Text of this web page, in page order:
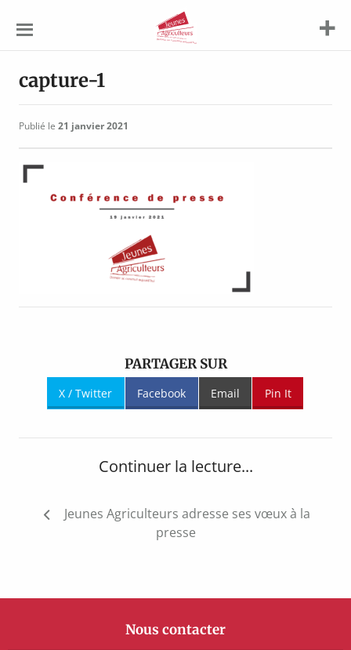
Agriculteurs
capture-1
Publié le 21 janvier 2021
PARTAGER SUR
X / Twitter Facebook Email Pin It
Continuer la lecture...
Navigation
Jeunes Agriculteurs adresse ses vœux à la
presse
Nous contacter